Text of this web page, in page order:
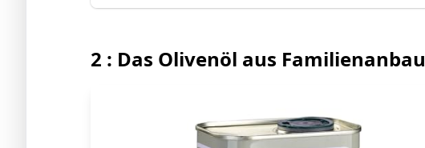
2 : Das Olivenöl aus Familienanbau